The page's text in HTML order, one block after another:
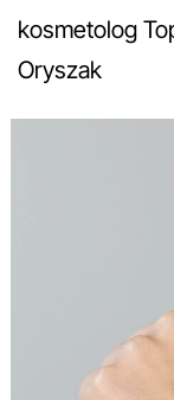
kosmetolog
Oryszak